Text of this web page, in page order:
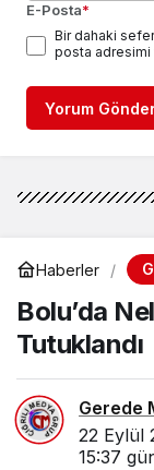
E-Posta*
Bir dahaki
posta adresimi
Yorum
Haberler
Bolu’da
Tutuklandı
Gerede
22 Eylül
15:37